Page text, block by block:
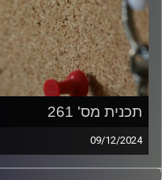
תכנית מס' 261
09/12/2024
קלאסיקות רוק עם אורן הוף